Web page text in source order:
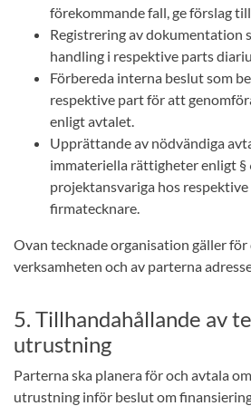
förekommande fall, ge förslag
Registrering av dokumentation
handling i respektive parts
Förbereda interna beslut som
respektive part för att
enligt avtalet.
Upprättande av nödvändiga
immateriella rättigheter enligt §
projektansvariga hos
firmatecknare.
Ovan tecknade organisation gäller för
verksamheten och av parterna
5. Tillhandahållande av
utrustning
Parterna ska planera för och avtala
utrustning inför beslut om